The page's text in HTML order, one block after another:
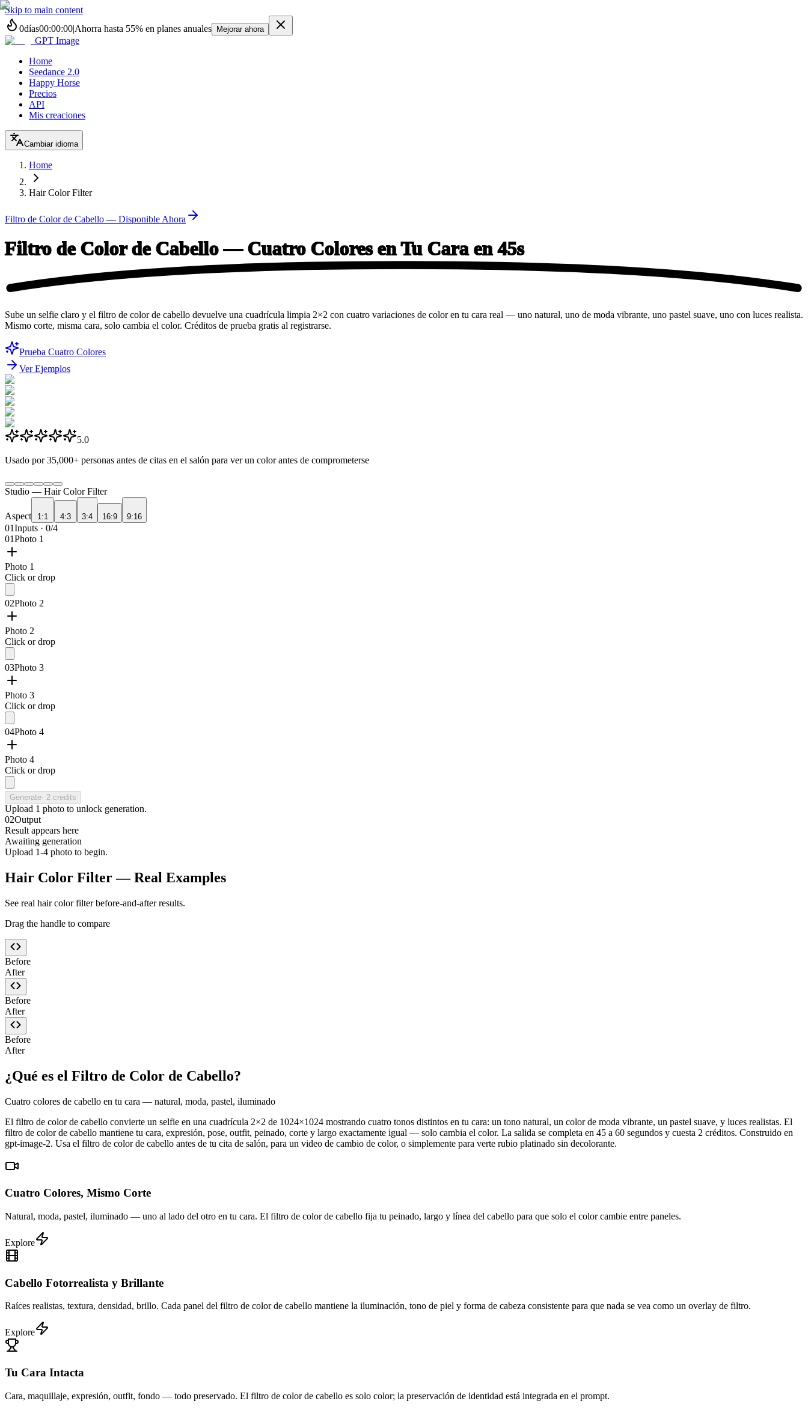
Skip to main content
0días00:00:00|Ahorra hasta 55% en planes anuales Mejorar ahora
GPT Image
Home
Seedance 2.0
Happy Horse
Precios
API
Mis creaciones
Cambiar idioma
Home
Hair Color Filter
Filtro de Color de Cabello — Disponible Ahora
Filtro de Color de Cabello — Cuatro Colores en Tu Cara en 45s
Sube un selfie claro y el filtro de color de cabello devuelve una cuadrícula limpia 2×2 con cuatro variaciones de color en tu cara real — uno natural, uno de moda vibrante, uno pastel suave, uno con luces realista.
Mismo corte, misma cara, solo cambia el color. Créditos de prueba gratis al registrarse.
Prueba Cuatro Colores
Ver Ejemplos
5.0
Usado por 35,000+ personas antes de citas en el salón para ver un color antes de comprometerse
Studio — Hair Color Filter
Aspect 1:1 4:3 3:4 16:9 9:16
01Inputs · 0/4
01Photo 1
Photo 1
Click or drop
02Photo 2
Photo 2
Click or drop
03Photo 3
Photo 3
Click or drop
04Photo 4
Photo 4
Click or drop
Generate· 2 credits
Upload 1 photo to unlock generation.
02Output
Result appears here
Awaiting generation
Upload 1-4 photo to begin.
Hair Color Filter — Real Examples
See real hair color filter before-and-after results.
Drag the handle to compare
Before
After
Before
After
Before
After
¿Qué es el Filtro de Color de Cabello?
Cuatro colores de cabello en tu cara — natural, moda, pastel, iluminado
El filtro de color de cabello convierte un selfie en una cuadrícula 2×2 de 1024×1024 mostrando cuatro tonos distintos en tu cara: un tono natural, un color de moda vibrante, un pastel suave, y luces realistas. El
filtro de color de cabello mantiene tu cara, expresión, pose, outfit, peinado, corte y largo exactamente igual — solo cambia el color. La salida se completa en 45 a 60 segundos y cuesta 2 créditos. Construido en
gpt-image-2. Usa el filtro de color de cabello antes de tu cita de salón, para un video de cambio de color, o simplemente para verte rubio platinado sin decolorante.
Cuatro Colores, Mismo Corte
Natural, moda, pastel, iluminado — uno al lado del otro en tu cara. El filtro de color de cabello fija tu peinado, largo y línea del cabello para que solo el color cambie entre paneles.
Explore
Cabello Fotorrealista y Brillante
Raíces realistas, textura, densidad, brillo. Cada panel del filtro de color de cabello mantiene la iluminación, tono de piel y forma de cabeza consistente para que nada se vea como un overlay de filtro.
Explore
Tu Cara Intacta
Cara, maquillaje, expresión, outfit, fondo — todo preservado. El filtro de color de cabello es solo color; la preservación de identidad está integrada en el prompt.